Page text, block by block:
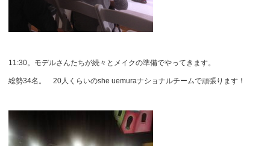
11:30。モデルさんたちが続々とメイクの準備でやってきます。
総勢34名。 20人くらいのshe uemuraナショナルチームで頑張ります！